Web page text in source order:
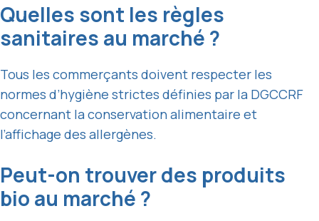
Quelles sont les règles
sanitaires au marché ?
Tous les commerçants doivent respecter les
normes d’hygiène strictes définies par la DGCCRF
concernant la conservation alimentaire et
l’affichage des allergènes.
Peut-on trouver des produits
bio au marché ?